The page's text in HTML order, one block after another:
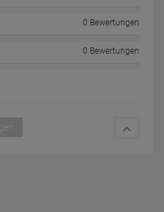
0 Bewertungen
0 Bewertungen